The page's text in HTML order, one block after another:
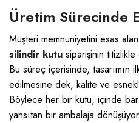
Üretim Sürecinde
Müşteri memnuniyetini esas
silindir kutu siparişinin titizlikle
Bu süreç içerisinde, tasarımın
edilmesine dek, kalite ve
Böylece her bir kutu, içinde
yansıtan bir ambalaja